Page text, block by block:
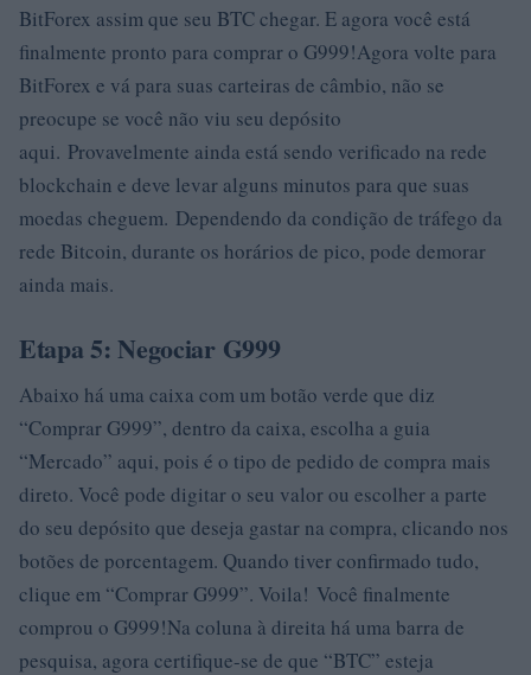
BitForex assim que seu BTC chegar. E agora você está
finalmente pronto para comprar o G999!Agora volte para
BitForex e vá para suas carteiras de câmbio, não se
preocupe se você não viu seu depósito
aqui. Provavelmente ainda está sendo verificado na rede
blockchain e deve levar alguns minutos para que suas
moedas cheguem. Dependendo da condição de tráfego da
rede Bitcoin, durante os horários de pico, pode demorar
ainda mais.
Etapa 5: Negociar G999
Abaixo há uma caixa com um botão verde que diz
“Comprar G999”, dentro da caixa, escolha a guia
“Mercado” aqui, pois é o tipo de pedido de compra mais
direto. Você pode digitar o seu valor ou escolher a parte
do seu depósito que deseja gastar na compra, clicando nos
botões de porcentagem. Quando tiver confirmado tudo,
clique em “Comprar G999”. Voila! Você finalmente
comprou o G999!Na coluna à direita há uma barra de
pesquisa, agora certifique-se de que “BTC” esteja